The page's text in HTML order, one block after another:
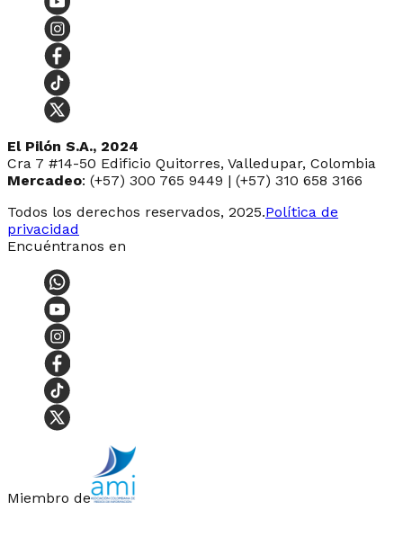
El Pilón S.A., 2024
Cra 7 #14-50 Edificio Quitorres, Valledupar, Colombia
Mercadeo: (+57) 300 765 9449 | (+57) 310 658 3166
Todos los derechos reservados, 2025.Política de
privacidad
Encuéntranos en
Miembro de